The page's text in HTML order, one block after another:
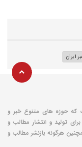
ایران
که حوزه های متنوع خبر و
تولید و انتشار مطالب و
هرگونه بازنشر مطالب و